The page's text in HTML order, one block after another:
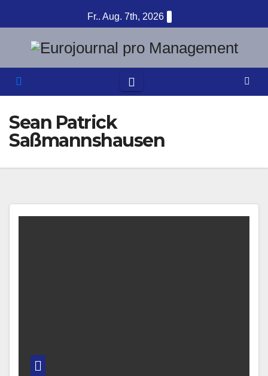
Inhalt
springen
Fr.. Aug. 7th, 2026
Sean Patrick
Saßmannshausen